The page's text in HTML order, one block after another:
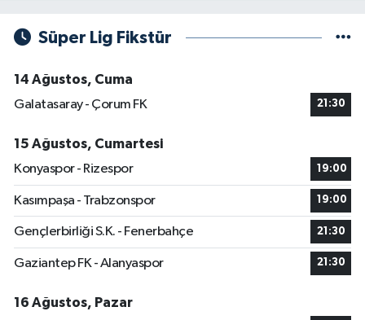
Süper Lig Fikstür
14 Ağustos, Cuma
Galatasaray - Çorum FK
21:30
15 Ağustos, Cumartesi
Konyaspor - Rizespor
19:00
Kasımpaşa - Trabzonspor 19:00
Gençlerbirliği S.K. - Fenerbahçe 21:30
Gaziantep FK - Alanyaspor 21:30
16 Ağustos, Pazar